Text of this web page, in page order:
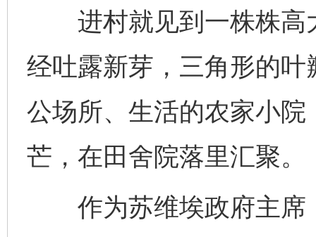
进村就见到一株株高
经吐露新芽，三角形的
公场所、生活的农家小
芒，在田舍院落里汇聚。
作为苏维埃政府主席